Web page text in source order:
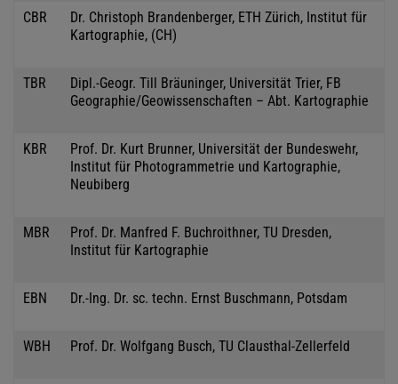
CBR
Dr. Christoph Brandenberger, ETH Zürich, Institut für
Kartographie, (CH)
TBR
Dipl.-Geogr. Till Bräuninger, Universität Trier, FB
Geographie/Geowissenschaften – Abt. Kartographie
KBR
Prof. Dr. Kurt Brunner, Universität der Bundeswehr,
Institut für Photogrammetrie und Kartographie,
Neubiberg
MBR
Prof. Dr. Manfred F. Buchroithner, TU Dresden,
Institut für Kartographie
EBN Dr.-Ing. Dr. sc. techn. Ernst Buschmann, Potsdam
WBH Prof. Dr. Wolfgang Busch, TU Clausthal-Zellerfeld